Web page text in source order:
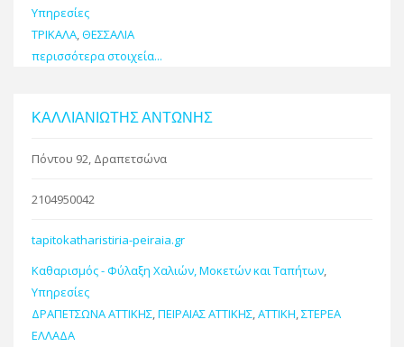
Υπηρεσίες
ΤΡΙΚΑΛΑ,ΘΕΣΣΑΛΙΑ
περισσότερα στοιχεία...
ΚΑΛΛΙΑΝΙΩΤΗΣ ΑΝΤΩΝΗΣ
Πόντου 92, Δραπετσώνα
2104950042
tapitokatharistiria-peiraia.gr
Καθαρισμός - Φύλαξη Χαλιών, Μοκετών και Ταπήτων,
Υπηρεσίες
ΔΡΑΠΕΤΣΩΝΑ ΑΤΤΙΚΗΣ,ΠΕΙΡΑΙΑΣ ΑΤΤΙΚΗΣ,ΑΤΤΙΚΗ,ΣΤΕΡΕΑ
ΕΛΛΑΔΑ